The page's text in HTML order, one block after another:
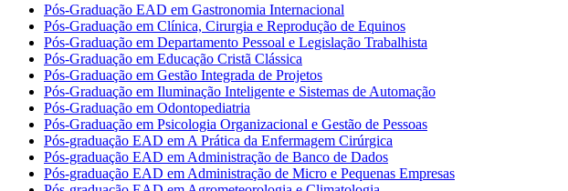
Pós-Graduação EAD em Gastronomia Internacional
Pós-Graduação em Clínica, Cirurgia e Reprodução de Equinos
Pós-Graduação em Departamento Pessoal e Legislação Trabalhista
Pós-Graduação em Educação Cristã Clássica
Pós-Graduação em Gestão Integrada de Projetos
Pós-Graduação em Iluminação Inteligente e Sistemas de Automação
Pós-Graduação em Odontopediatria
Pós-Graduação em Psicologia Organizacional e Gestão de Pessoas
Pós-graduação EAD em A Prática da Enfermagem Cirúrgica
Pós-graduação EAD em Administração de Banco de Dados
Pós-graduação EAD em Administração de Micro e Pequenas Empresas